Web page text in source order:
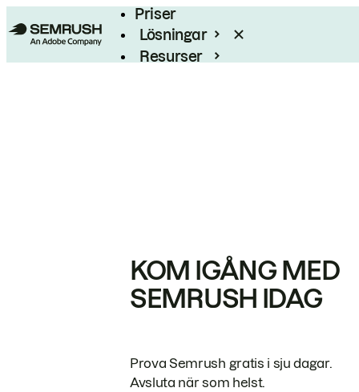
Priser
Lösningar
Resurser
KOM IGÅNG MED
SEMRUSH IDAG
Prova Semrush gratis i sju dagar.
Avsluta när som helst.